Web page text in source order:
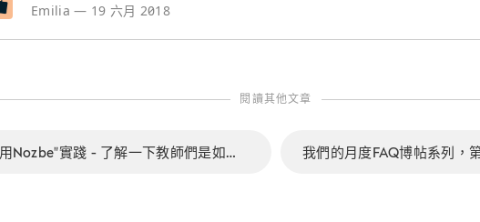
Emilia— 19 六月 2018
閱讀其他文章
"教育專用Nozbe"實踐 - 了解一下教師們是如何使用我們的應用的